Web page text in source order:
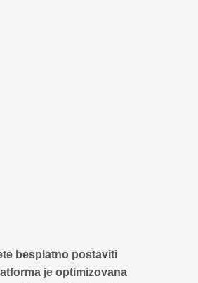
besplatno postaviti
je optimizovana